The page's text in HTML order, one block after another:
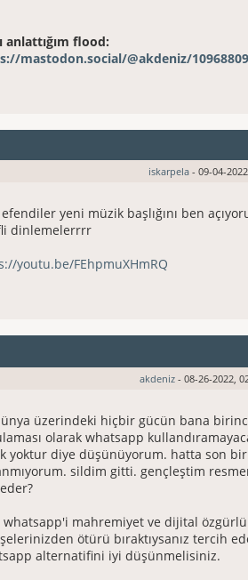
anlattığım flood:
mastodon.social/@akdeniz/
iskarpela - 09-04-
yeni müzik başlığını ben
dinlemelerrrr
youtu.be/FEhpmuXHmRQ
akdeniz - 08-26-2022,
üzerindeki hiçbir gücün bana
olarak whatsapp
yoktur diye düşünüyorum. hatta son
sildim gitti. gençleştim
mahremiyet ve dijital
ötürü bıraktıysanız tercih
alternatifini iyi düşünmelisiniz.